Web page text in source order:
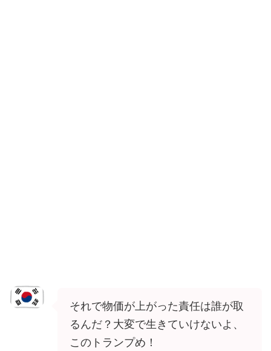
それで物価が上がった責任は誰が取
るんだ？大変で生きていけないよ、
このトランプめ！